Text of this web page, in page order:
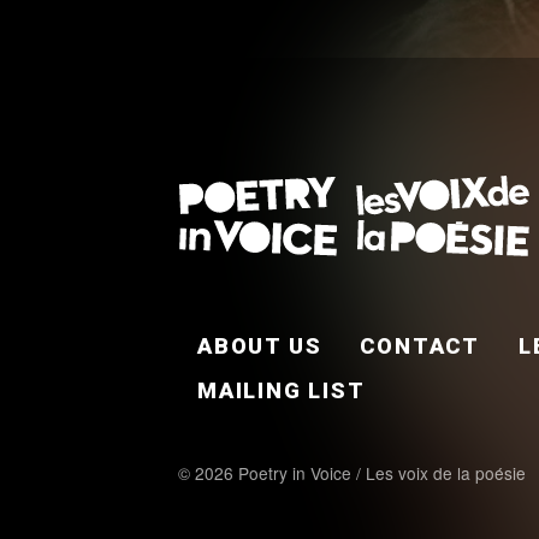
ABOUT US CONTACT
MAILING LIST
© 2026 Poetry in Voice / Les voix de la poésie